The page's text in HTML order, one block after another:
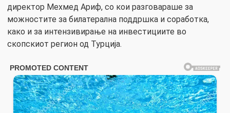
директор Мехмед Ариф, со кои разговараше за
можностите за билатерална поддршка и соработка,
како и за интензивирање на инвестициите во
скопскиот регион од Турција.